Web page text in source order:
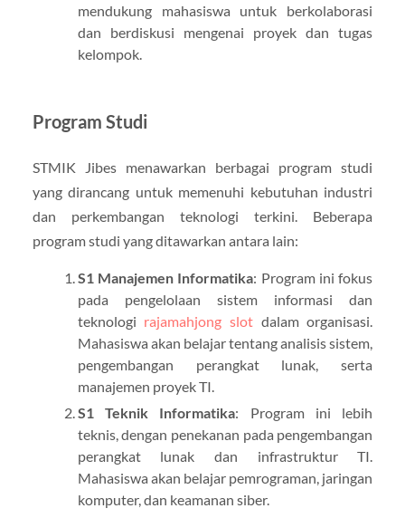
mendukung mahasiswa untuk berkolaborasi
dan berdiskusi mengenai proyek dan tugas
kelompok.
Program Studi
STMIK Jibes menawarkan berbagai program studi
yang dirancang untuk memenuhi kebutuhan industri
dan perkembangan teknologi terkini. Beberapa
program studi yang ditawarkan antara lain:
S1 Manajemen Informatika: Program ini fokus
pada pengelolaan sistem informasi dan
teknologi rajamahjong slot dalam organisasi.
Mahasiswa akan belajar tentang analisis sistem,
pengembangan perangkat lunak, serta
manajemen proyek TI.
S1 Teknik Informatika: Program ini lebih
teknis, dengan penekanan pada pengembangan
perangkat lunak dan infrastruktur TI.
Mahasiswa akan belajar pemrograman, jaringan
komputer, dan keamanan siber.